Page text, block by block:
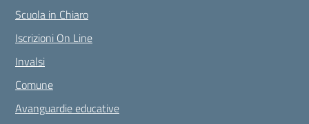
Scuola in Chiaro
Iscrizioni On Line
Invalsi
Comune
Avanguardie educative